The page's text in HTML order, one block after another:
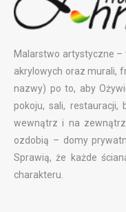
Malarstwo artystyczne
akrylowych oraz murali,
nazwy) po to, aby
pokoju, sali, restauracji,
wewnątrz i na
ozdobią – domy
Sprawią, że każde
charakteru.